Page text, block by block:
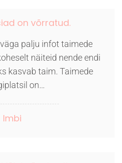
on võrratud.
palju infot taimede
näiteid nende endi
kasvab taim. Taimede
on…
Imbi